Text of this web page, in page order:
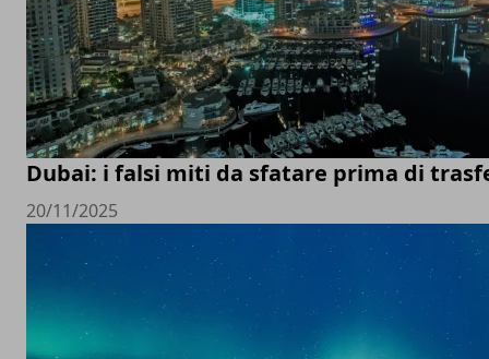
Dubai: i falsi miti da sfatare prima di
20/11/2025